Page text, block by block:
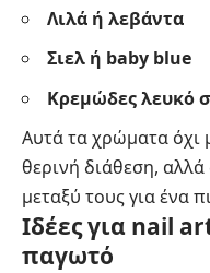
Λιλά ή λεβάντα
Σιελ ή baby blue
Κρεμώδες λευκό
Αυτά τα χρώματα όχι
θερινή διάθεση,
μεταξύ τους για ένα
Ιδέες για nail
παγωτό